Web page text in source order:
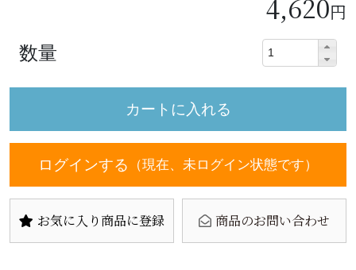
4,620円
数量
ログインする （現在、未ログイン状態です）
お気に入り商品に登録 商品のお問い合わせ